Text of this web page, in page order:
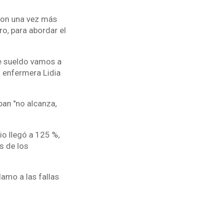
una vez más
para abordar el
sueldo vamos a
Lidia
"no alcanza,
llegó a 125 %,
de los
a las fallas